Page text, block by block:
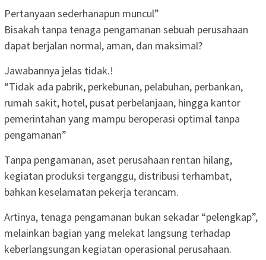
Pertanyaan sederhanapun muncul”
Bisakah tanpa tenaga pengamanan sebuah perusahaan
dapat berjalan normal, aman, dan maksimal?
Jawabannya jelas tidak.!
“Tidak ada pabrik, perkebunan, pelabuhan, perbankan,
rumah sakit, hotel, pusat perbelanjaan, hingga kantor
pemerintahan yang mampu beroperasi optimal tanpa
pengamanan”
Tanpa pengamanan, aset perusahaan rentan hilang,
kegiatan produksi terganggu, distribusi terhambat,
bahkan keselamatan pekerja terancam.
Artinya, tenaga pengamanan bukan sekadar “pelengkap”,
melainkan bagian yang melekat langsung terhadap
keberlangsungan kegiatan operasional perusahaan.